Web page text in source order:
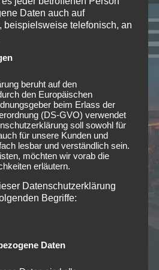
Daten auch auf
beispielsweise telefonisch, an
beruht auf den
den Europäischen
beim Erlass der
(DS-GVO) verwendet
soll sowohl für
für unsere Kunden und
lesbar und verständlich sein.
möchten wir vorab die
erläutern.
Datenschutzerklärung
Begriffe:
Daten